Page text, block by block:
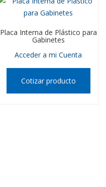
Placa Interna de Plástico para
Gabinetes
Acceder a mi Cuenta
Cotizar producto